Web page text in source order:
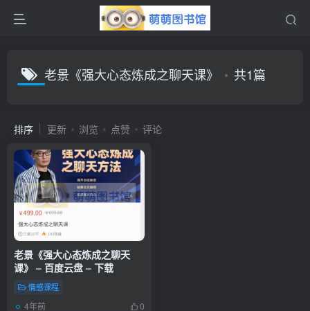
老景《强大心态炼成之聊天课》 共1篇
排序 更新 浏览 点赞 评论
老景《强大心态炼成之聊天
课》 – 百度云盘 – 下载
情感课程
4年前 0